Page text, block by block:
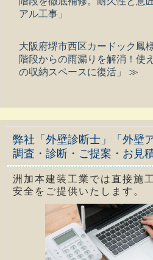
アル工事」
大阪府堺市西区カードック鳳
階段からの雨漏りを解消！使
の収納スペースに復活」 ≫
弊社「外壁診断士」「外壁
調査・診断・ご提案・お見
洲加本建装工業では直接施
安全をご提供いたします。